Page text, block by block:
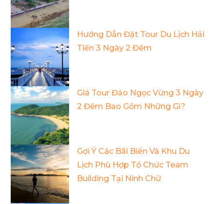
Hướng Dẫn Đặt Tour Du Lịch Hải
Tiến 3 Ngày 2 Đêm
Giá Tour Đảo Ngọc Vừng 3 Ngày
2 Đêm Bao Gồm Những Gì?
Gợi Ý Các Bãi Biển Và Khu Du
Lịch Phù Hợp Tổ Chức Team
Building Tại Ninh Chữ